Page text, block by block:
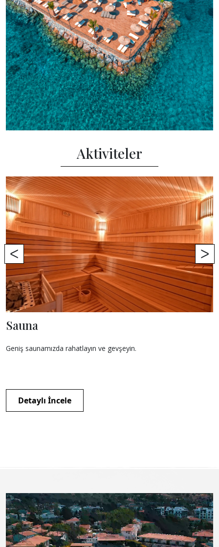
Aktiviteler
Sauna
Geniş saunamızda rahatlayın ve gevşeyin.
Detaylı İncele
ᐸ ᐳ